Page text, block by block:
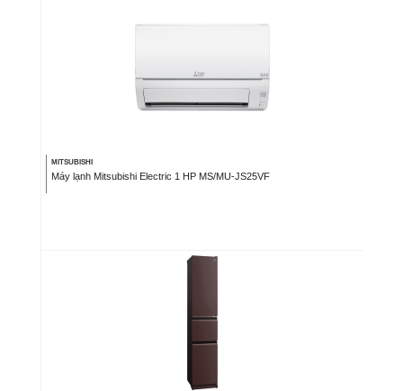
MITSUBISHI
Máy lạnh Mitsubishi Electric 1 HP MS/MU-JS25VF